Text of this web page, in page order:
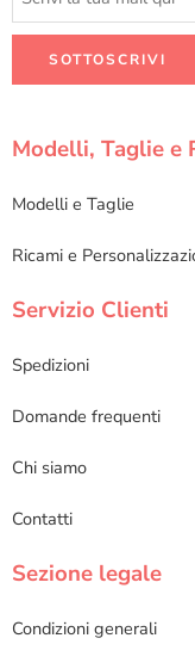
Modelli, Taglie e
Modelli e Taglie
Ricami e
Servizio Clienti
Spedizioni
Domande frequenti
Chi siamo
Contatti
Sezione legale
Condizioni generali